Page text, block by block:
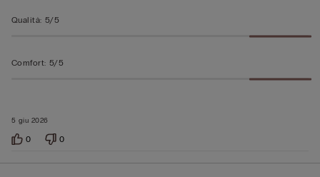
5 giu 2026
Qualità: 5/5
Comfort: 5/5
0 0